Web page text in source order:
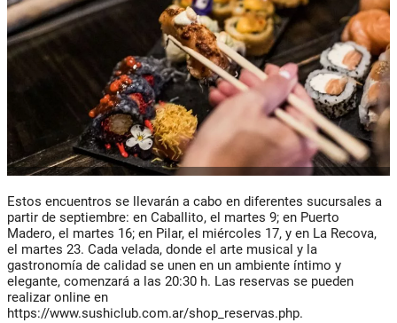
Estos encuentros se llevarán a cabo en diferentes sucursales a
partir de septiembre: en Caballito, el martes 9; en Puerto
Madero, el martes 16; en Pilar, el miércoles 17, y en La Recova,
el martes 23. Cada velada, donde el arte musical y la
gastronomía de calidad se unen en un ambiente íntimo y
elegante, comenzará a las 20:30 h. Las reservas se pueden
realizar online en
https://www.sushiclub.com.ar/shop_reservas.php.